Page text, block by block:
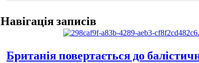
Британія повертається до
Навігація записів